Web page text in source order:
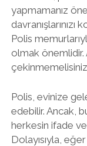
yapmamanız
davranışlarınızı
Polis
olmak önemlidir.
Polis, evinize
edebilir. Ancak,
herkesin ifade
Dolayısıyla,